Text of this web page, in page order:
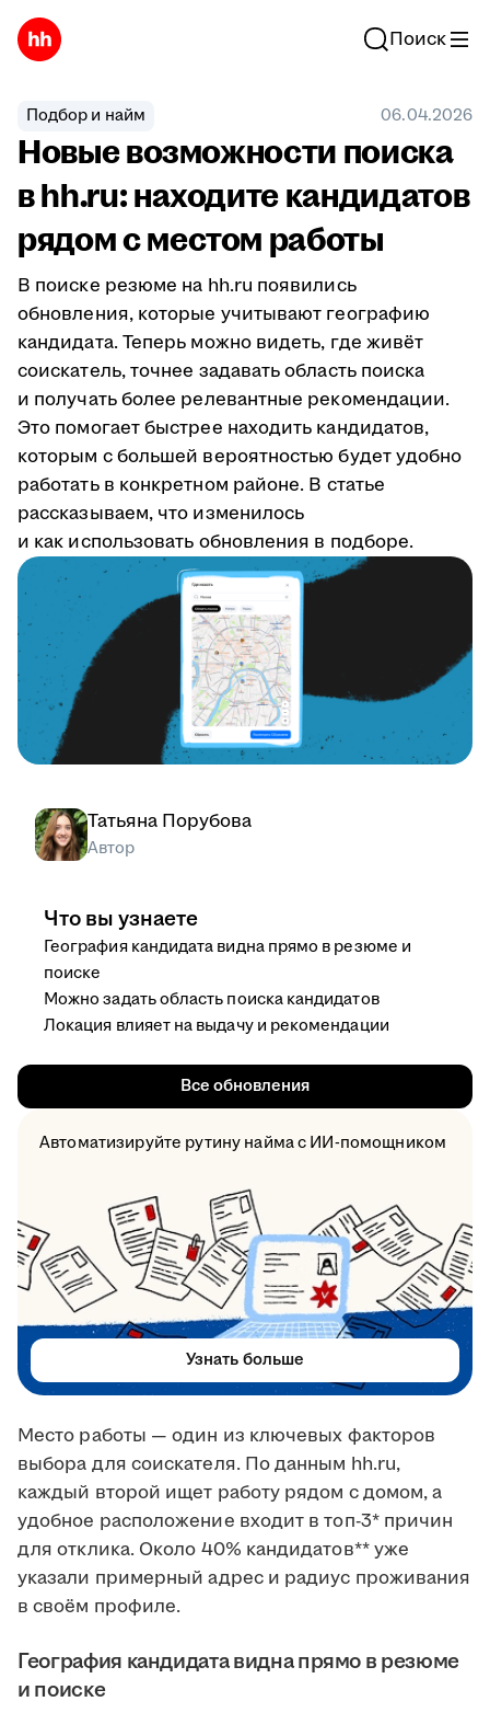
Поиск
Подбор и найм 06.04.2026
Новые возможности поиска
в hh.ru: находите кандидатов
рядом с местом работы
В поиске резюме на hh.ru появились
обновления, которые учитывают географию
кандидата. Теперь можно видеть, где живёт
соискатель, точнее задавать область поиска
и получать более релевантные рекомендации.
Это помогает быстрее находить кандидатов,
которым с большей вероятностью будет удобно
работать в конкретном районе. В статье
рассказываем, что изменилось
и как использовать обновления в подборе.
Место работы — один из ключевых факторов
выбора для соискателя. По данным hh.ru,
каждый второй ищет работу рядом с домом, а
удобное расположение входит в топ-3* причин
для отклика. Около 40% кандидатов** уже
указали примерный адрес и радиус проживания
в своём профиле.
География кандидата видна прямо в резюме
и поиске
Татьяна Порубова
Автор
Что вы узнаете
География кандидата видна прямо в резюме и
поиске
Можно задать область поиска кандидатов
Локация влияет на выдачу и рекомендации
Все обновления
Автоматизируйте рутину найма с ИИ-помощником
Узнать больше